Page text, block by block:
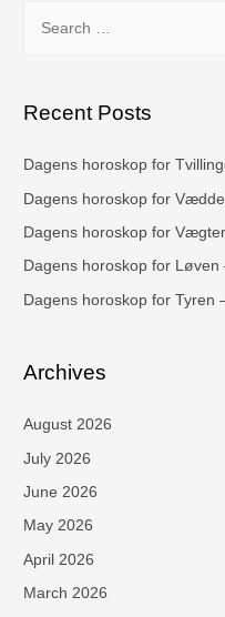
Recent Posts
Dagens horoskop for
Dagens horoskop for
Dagens horoskop for
Dagens horoskop for Løven
Dagens horoskop for Tyren
Archives
August 2026
July 2026
June 2026
May 2026
April 2026
March 2026